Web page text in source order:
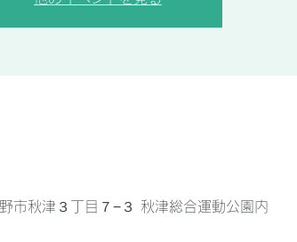
秋津３丁目７−３ 秋津総合運動公園内